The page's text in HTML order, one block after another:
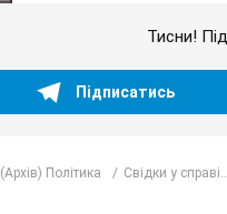
Тисни!
Підписатись
(Архів) Політика Свідки у справі...